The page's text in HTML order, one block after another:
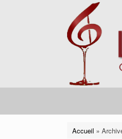
Accueil »